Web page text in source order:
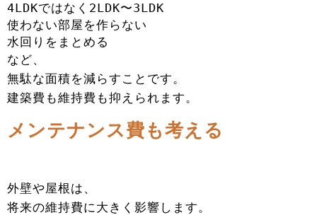
4LDKではなく2LDK〜3LDK
使わない部屋を作らない
水回りをまとめる
など、
無駄な面積を減らすことです。
建築費も維持費も抑えられます。
メンテナンス費も考える
外壁や屋根は、
将来の維持費に大きく影響します。